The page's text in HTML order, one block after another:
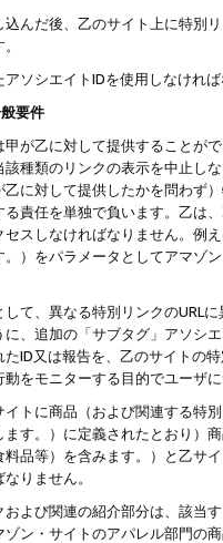
んだ後、乙のサイト上に特別
ソシエイトIDを使用しなけれ
要件
が乙に対して提供することが
種類のリンクの表示を中止し
に対して提供したかを問わず
責任を単独で負います。乙は
スしなければなりません。例
）をパラメータとしてアマゾ
て、異なる特別リンクのURL
、追加の「サブタグ」アソシ
ID又は報告を、乙のサイトの
をモニターする目的でユーザ
トに商品（および関連する特
ます。）に定義されたとおり
品等）を含みます。）と乙サ
りません。
よび関連の紹介部分は、該当
ン・サイトのアパレル部門の